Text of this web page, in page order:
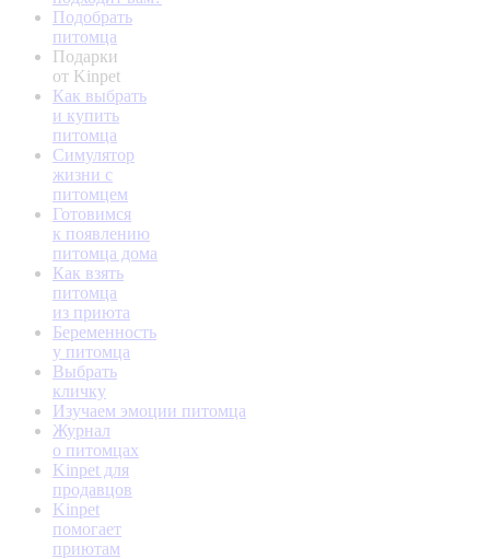
Подобрать
питомца
Подарки
от Kinpet
Как выбрать
и купить
питомца
Симулятор
жизни с
питомцем
Готовимся
к появлению
питомца дома
Как взять
питомца
из приюта
Беременность
у питомца
Выбрать
кличку
Изучаем эмоции питомца
Журнал
о питомцах
Kinpet для
продавцов
Kinpet
помогает
приютам